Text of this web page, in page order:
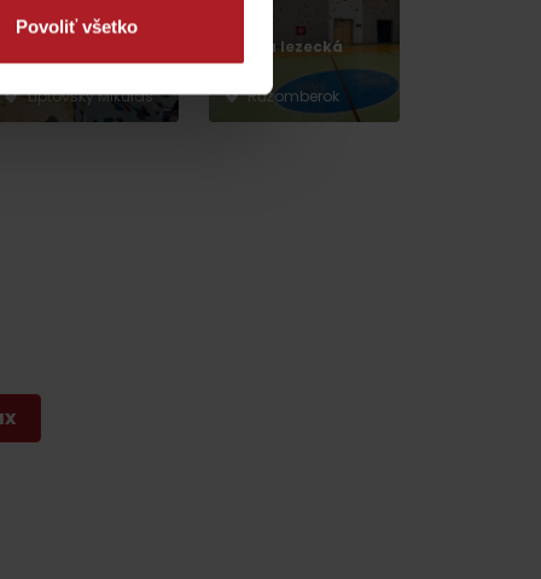
Povoliť všetko
Demänová rezort
Liptovský Mikuláš
Umelá lezecká
stena
Ružomberok